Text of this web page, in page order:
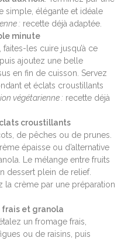
simple, élégante et idéale
: recette déjà adaptée.
minute
les cuire jusqu’à ce
ajoutez une belle
en fin de cuisson. Servez
et éclats croustillants
végétarienne : recette déjà
croustillants
de pêches ou de prunes.
épaisse ou d’alternative
Le mélange entre fruits
dessert plein de relief.
la crème par une préparation
et granola
un fromage frais,
ou de raisins, puis